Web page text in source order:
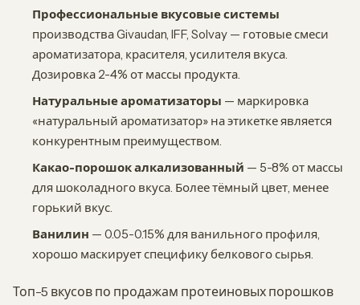
Профессиональные вкусовые системы
производства Givaudan, IFF, Solvay — готовые смеси
ароматизатора, красителя, усилителя вкуса.
Дозировка 2-4% от массы продукта.
Натуральные ароматизаторы — маркировка
«натуральный ароматизатор» на этикетке является
конкурентным преимуществом.
Какао-порошок алкализованный — 5-8% от массы
для шоколадного вкуса. Более тёмный цвет, менее
горький вкус.
Ванилин — 0.05-0.15% для ванильного профиля,
хорошо маскирует специфику белкового сырья.
Топ-5 вкусов по продажам протеиновых порошков